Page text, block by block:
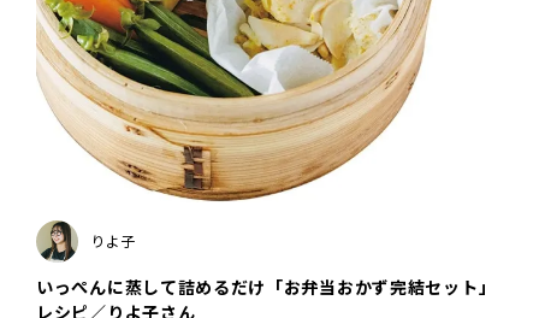
りよ子
いっぺんに蒸して詰めるだけ「お弁当おかず完結セット」
レシピ／りよ子さん